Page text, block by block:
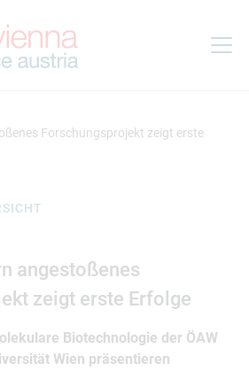
Forschungsprojekt zeigt erste
angestoßenes
zeigt erste Erfolge
Biotechnologie der ÖAW
Wien präsentieren